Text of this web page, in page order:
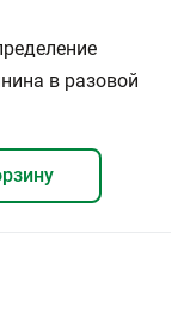
в разовой